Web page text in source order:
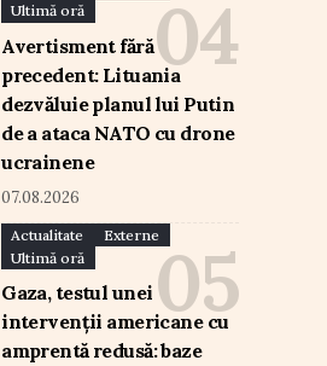
Ultimă oră
Avertisment fără
precedent: Lituania
dezvăluie planul lui Putin
de a ataca NATO cu drone
ucrainene
07.08.2026
Actualitate
Externe
Ultimă oră
Gaza, testul unei
intervenții americane cu
amprentă redusă: baze